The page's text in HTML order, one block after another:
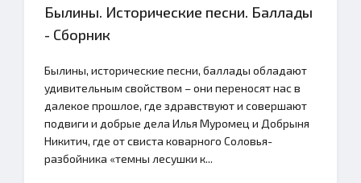
Былины. Исторические песни. Баллады
- Сборник
Былины, исторические песни, баллады обладают
удивительным свойством – они переносят нас в
далекое прошлое, где здравствуют и совершают
подвиги и добрые дела Илья Муромец и Добрыня
Никитич, где от свиста коварного Соловья-
разбойника «темны лесушки к...